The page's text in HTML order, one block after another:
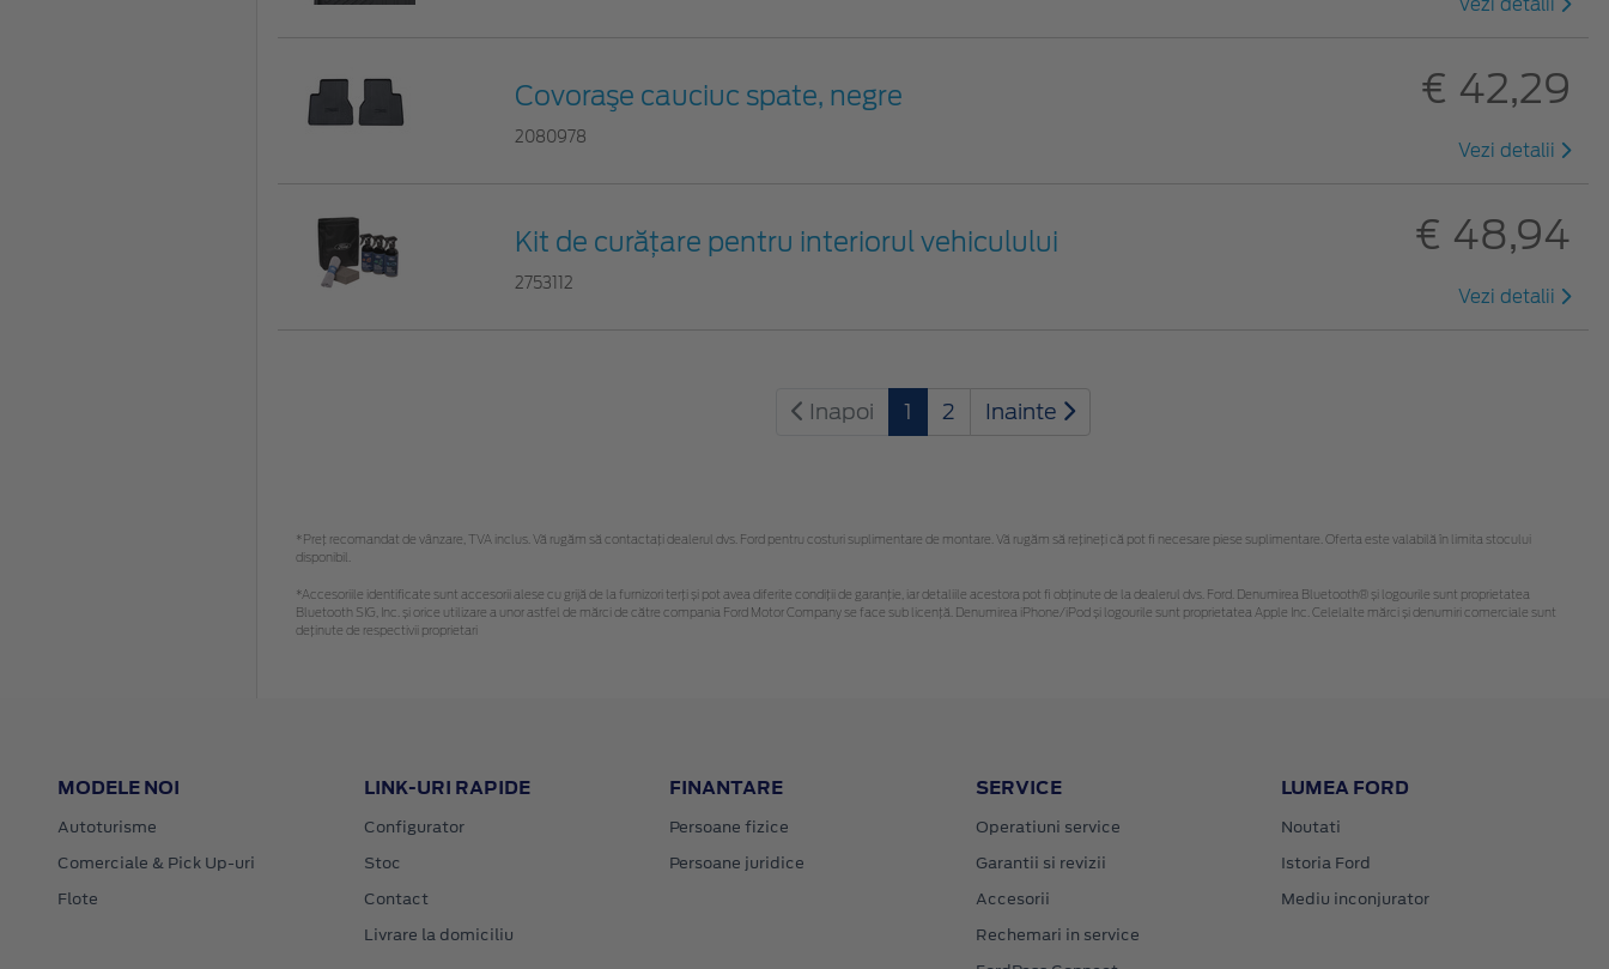
Vezi detalii
Covoraşe cauciuc spate, negre
2080978
€ 42,29
Vezi detalii
Kit de curățare pentru interiorul vehiculului
2753112
€ 48,94
Vezi detalii
Inapoi 1 2 Inainte
*Preţ recomandat de vânzare, TVA inclus. Vă rugăm să contactaţi dealerul dvs. Ford pentru costuri suplimentare de montare. Vă rugăm să rețineți că pot fi necesare piese suplimentare. Oferta este valabilă în limita stocului
disponibil.
*Accesoriile identificate sunt accesorii alese cu grijă de la furnizori terți și pot avea diferite condiții de garanție, iar detaliile acestora pot fi obținute de la dealerul dvs. Ford. Denumirea Bluetooth® și logourile sunt proprietatea
Bluetooth SIG, Inc. și orice utilizare a unor astfel de mărci de către compania Ford Motor Company se face sub licență. Denumirea iPhone/iPod și logourile sunt proprietatea Apple Inc. Celelalte mărci și denumiri comerciale sunt
deținute de respectivii proprietari
MODELE NOI
Autoturisme
Comerciale & Pick Up-uri
Flote
LINK-URI RAPIDE
Configurator
Stoc
Contact
Livrare la domiciliu
FINANTARE
Persoane fizice
Persoane juridice
SERVICE
Operatiuni service
Garantii si revizii
Accesorii
Rechemari in service
LUMEA FORD
Noutati
Istoria Ford
Mediu inconjurator